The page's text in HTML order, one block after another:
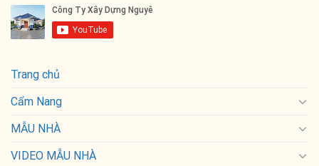
Trang chủ
Cẩm Nang
MẪU NHÀ
VIDEO MẪU NHÀ